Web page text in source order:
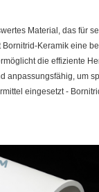
Material, das für
Keramik eine
die effiziente
anpassungsfähig, um
eingesetzt -